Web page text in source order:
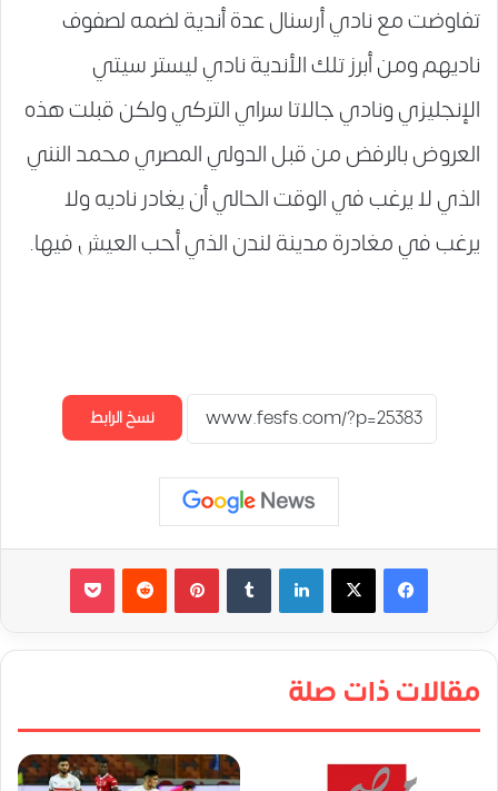
تفاوضت مع نادي أرسنال عدة أندية لضمه لصفوف
ناديهم ومن أبرز تلك الأندية نادي ليستر سيتي
الإنجليزي ونادي جالاتا سراي التركي ولكن قبلت هذه
العروض بالرفض من قبل الدولي المصري محمد النني
الذي لا يرغب في الوقت الحالي أن يغادر ناديه ولا
يرغب في مغادرة مدينة لندن الذي أحب العيش فيها.
نسخ الرابط
لينكدإن بينتيريست
مقالات ذات صلة